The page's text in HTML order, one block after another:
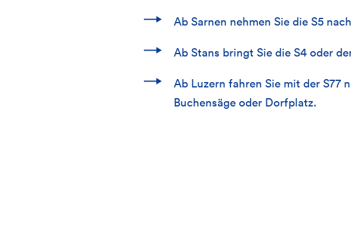
Ab Sarnen nehmen Sie die S5
Ab Stans bringt Sie die S4 oder
Ab Luzern fahren Sie mit der S77
Buchensäge oder Dorfplatz.